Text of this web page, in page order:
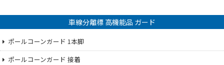
車線分離標 高機能品 ガード
ポールコーンガード 1本脚
ポールコーンガード 接着